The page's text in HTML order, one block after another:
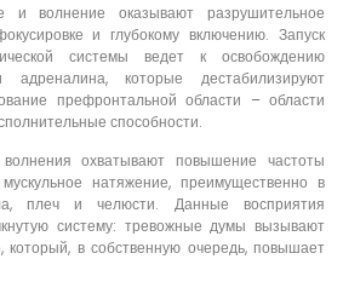
и волнение оказывают разрушительное
и глубокому включению. Запуск
системы ведет к освобождению
адреналина, которые дестабилизируют
префронтальной области – области
способности.
охватывают повышение частоты
натяжение, преимущественно в
плеч и челюсти. Данные восприятия
систему: тревожные думы вызывают
который, в собственную очередь, повышает